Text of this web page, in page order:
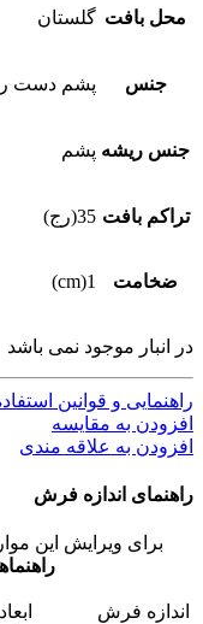
محل بافت گلستان
جنس پشم دست
جنس ریشه پشم
تراکم بافت 35(رج)
ضخامت 1(cm)
در انبار موجود نمی باشد
راهنمایی و قوانین
افزودن به مقایسه
افزودن به علاقه مندی
راهنمای اندازه فرش
برای ویرایش این
اندازه فرش ابعاد